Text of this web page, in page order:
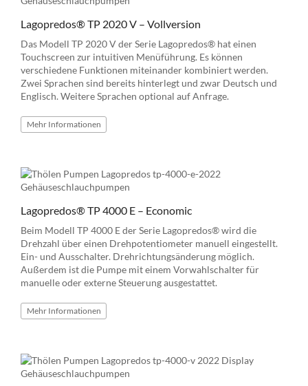
Lagopredos® TP 2020 V – Vollversion
Das Modell TP 2020 V der Serie Lagopredos® hat einen
Touchscreen zur intuitiven Menüführung. Es können
verschiedene Funktionen miteinander kombiniert werden.
Zwei Sprachen sind bereits hinterlegt und zwar Deutsch und
Englisch. Weitere Sprachen optional auf Anfrage.
MehrInformationen
Lagopredos® TP 4000 E – Economic
Beim Modell TP 4000 E der Serie Lagopredos® wird die
Drehzahl über einen Drehpotentiometer manuell eingestellt.
Ein- und Ausschalter. Drehrichtungsänderung möglich.
Außerdem ist die Pumpe mit einem Vorwahlschalter für
manuelle oder externe Steuerung ausgestattet.
MehrInformationen